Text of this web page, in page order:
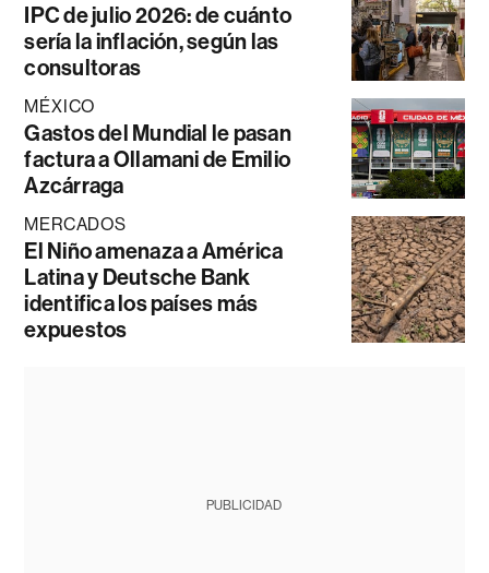
IPC de julio 2026: de cuánto
sería la inflación, según las
consultoras
MÉXICO
Gastos del Mundial le pasan
factura a Ollamani de Emilio
Azcárraga
MERCADOS
El Niño amenaza a América
Latina y Deutsche Bank
identifica los países más
expuestos
PUBLICIDAD